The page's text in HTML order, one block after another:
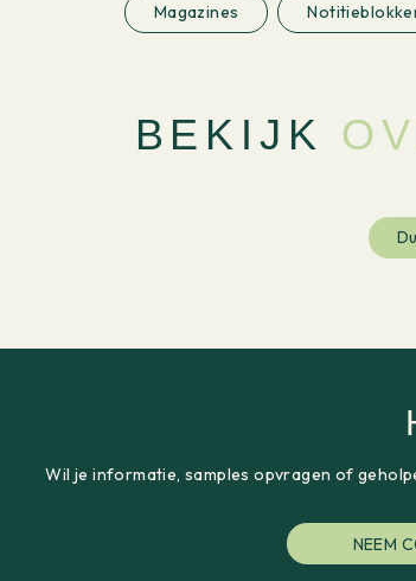
Magazines
BEKIJK
Wil je informatie, samples opvragen of
NEEM